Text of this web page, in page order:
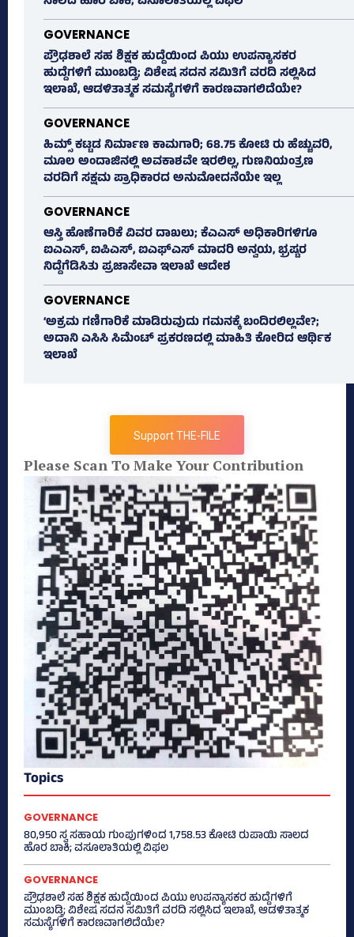
GOVERNANCE
ಪ್ರೌಢಶಾಲೆ ಸಹ ಶಿಕ್ಷಕ ಹುದ್ದೆಯಿಂದ ಪಿಯು ಉಪನ್ಯಾಸಕರ
ಹುದ್ದೆಗಳಿಗೆ ಮುಂಬಡ್ತಿ; ವಿಶೇಷ ಸದನ ಸಮಿತಿಗೆ ವರದಿ ಸಲ್ಲಿಸಿದ
ಇಲಾಖೆ, ಆಡಳಿತಾತ್ಮಕ ಸಮಸ್ಯೆಗಳಿಗೆ ಕಾರಣವಾಗಲಿದೆಯೇ?
GOVERNANCE
ಹಿಮ್ಸ್‌ ಕಟ್ಟಡ ನಿರ್ಮಾಣ ಕಾಮಗಾರಿ; 68.75 ಕೋಟಿ ರು ಹೆಚ್ಚುವರಿ,
ಮೂಲ ಅಂದಾಜಿನಲ್ಲಿ ಅವಕಾಶವೇ ಇರಲಿಲ್ಲ, ಗುಣನಿಯಂತ್ರಣ
ವರದಿಗೆ ಸಕ್ಷಮ ಪ್ರಾಧಿಕಾರದ ಅನುಮೋದನೆಯೇ ಇಲ್ಲ
GOVERNANCE
ಆಸ್ತಿ ಹೊಣೆಗಾರಿಕೆ ವಿವರ ದಾಖಲು; ಕೆಎಎಸ್ ಅಧಿಕಾರಿಗಳಿಗೂ
ಐಎಎಸ್‌, ಐಪಿಎಸ್‌, ಐಎಫ್‌ಎಸ್‌ ಮಾದರಿ ಅನ್ವಯ, ಭ್ರಷ್ಟರ
ನಿದ್ದೆಗೆಡಿಸಿತು ಪ್ರಜಾಸೇವಾ ಇಲಾಖೆ ಆದೇಶ
GOVERNANCE
‘ಅಕ್ರಮ ಗಣಿಗಾರಿಕೆ ಮಾಡಿರುವುದು ಗಮನಕ್ಕೆ ಬಂದಿರಲಿಲ್ಲವೇ?;
ಅದಾನಿ ಎಸಿಸಿ ಸಿಮೆಂಟ್ ಪ್ರಕರಣದಲ್ಲಿ ಮಾಹಿತಿ ಕೋರಿದ ಆರ್ಥಿಕ
ಇಲಾಖೆ
Support THE-FILE
Please Scan To Make Your Contribution
Topics
GOVERNANCE
80,950 ಸ್ವ ಸಹಾಯ ಗುಂಪುಗಳಿಂದ 1,758.53 ಕೋಟಿ ರುಪಾಯಿ ಸಾಲದ
ಹೊರ ಬಾಕಿ; ವಸೂಲಾತಿಯಲ್ಲಿ ವಿಫಲ
GOVERNANCE
ಪ್ರೌಢಶಾಲೆ ಸಹ ಶಿಕ್ಷಕ ಹುದ್ದೆಯಿಂದ ಪಿಯು ಉಪನ್ಯಾಸಕರ ಹುದ್ದೆಗಳಿಗೆ
ಮುಂಬಡ್ತಿ; ವಿಶೇಷ ಸದನ ಸಮಿತಿಗೆ ವರದಿ ಸಲ್ಲಿಸಿದ ಇಲಾಖೆ, ಆಡಳಿತಾತ್ಮಕ
ಸಮಸ್ಯೆಗಳಿಗೆ ಕಾರಣವಾಗಲಿದೆಯೇ?